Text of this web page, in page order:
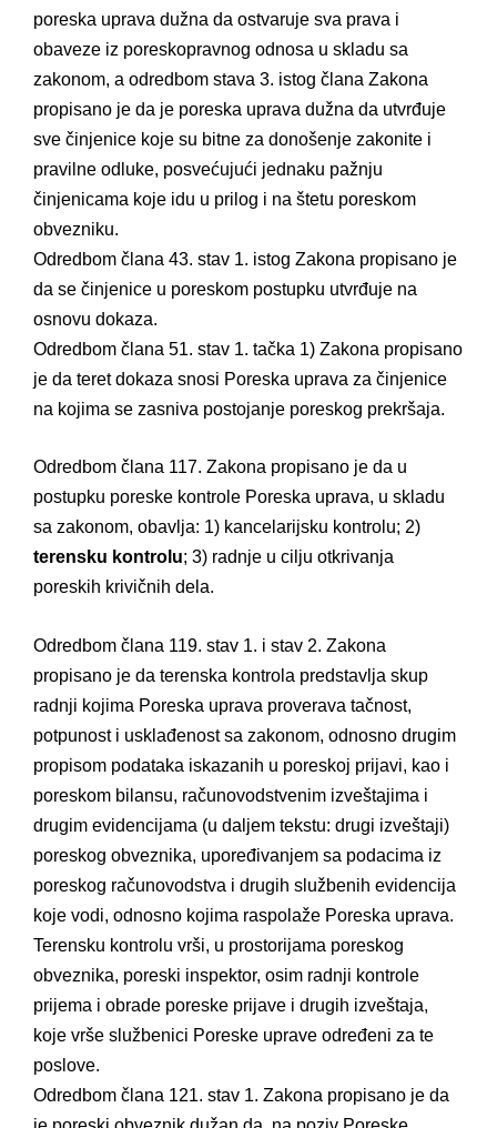
poreska uprava dužna da ostvaruje sva prava i
obaveze iz poreskopravnog odnosa u skladu sa
zakonom, a odredbom stava 3. istog člana Zakona
propisano je da je poreska uprava dužna da utvrđuje
sve činjenice koje su bitne za donošenje zakonite i
pravilne odluke, posvećujući jednaku pažnju
činjenicama koje idu u prilog i na štetu poreskom
obvezniku.
Odredbom člana 43. stav 1. istog Zakona propisano je
da se činjenice u poreskom postupku utvrđuje na
osnovu dokaza.
Odredbom člana 51. stav 1. tačka 1) Zakona propisano
je da teret dokaza snosi Poreska uprava za činjenice
na kojima se zasniva postojanje poreskog prekršaja.
Odredbom člana 117. Zakona propisano je da u
postupku poreske kontrole Poreska uprava, u skladu
sa zakonom, obavlja: 1) kancelarijsku kontrolu; 2)
terensku kontrolu; 3) radnje u cilju otkrivanja
poreskih krivičnih dela.
Odredbom člana 119. stav 1. i stav 2. Zakona
propisano je da terenska kontrola predstavlja skup
radnji kojima Poreska uprava proverava tačnost,
potpunost i usklađenost sa zakonom, odnosno drugim
propisom podataka iskazanih u poreskoj prijavi, kao i
poreskom bilansu, računovodstvenim izveštajima i
drugim evidencijama (u daljem tekstu: drugi izveštaji)
poreskog obveznika, upoređivanjem sa podacima iz
poreskog računovodstva i drugih službenih evidencija
koje vodi, odnosno kojima raspolaže Poreska uprava.
Terensku kontrolu vrši, u prostorijama poreskog
obveznika, poreski inspektor, osim radnji kontrole
prijema i obrade poreske prijave i drugih izveštaja,
koje vrše službenici Poreske uprave određeni za te
poslove.
Odredbom člana 121. stav 1. Zakona propisano je da